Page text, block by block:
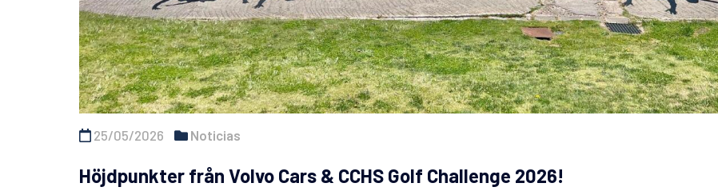
25/05/2026 Noticias
Höjdpunkter från Volvo Cars & CCHS Golf Challenge 2026!